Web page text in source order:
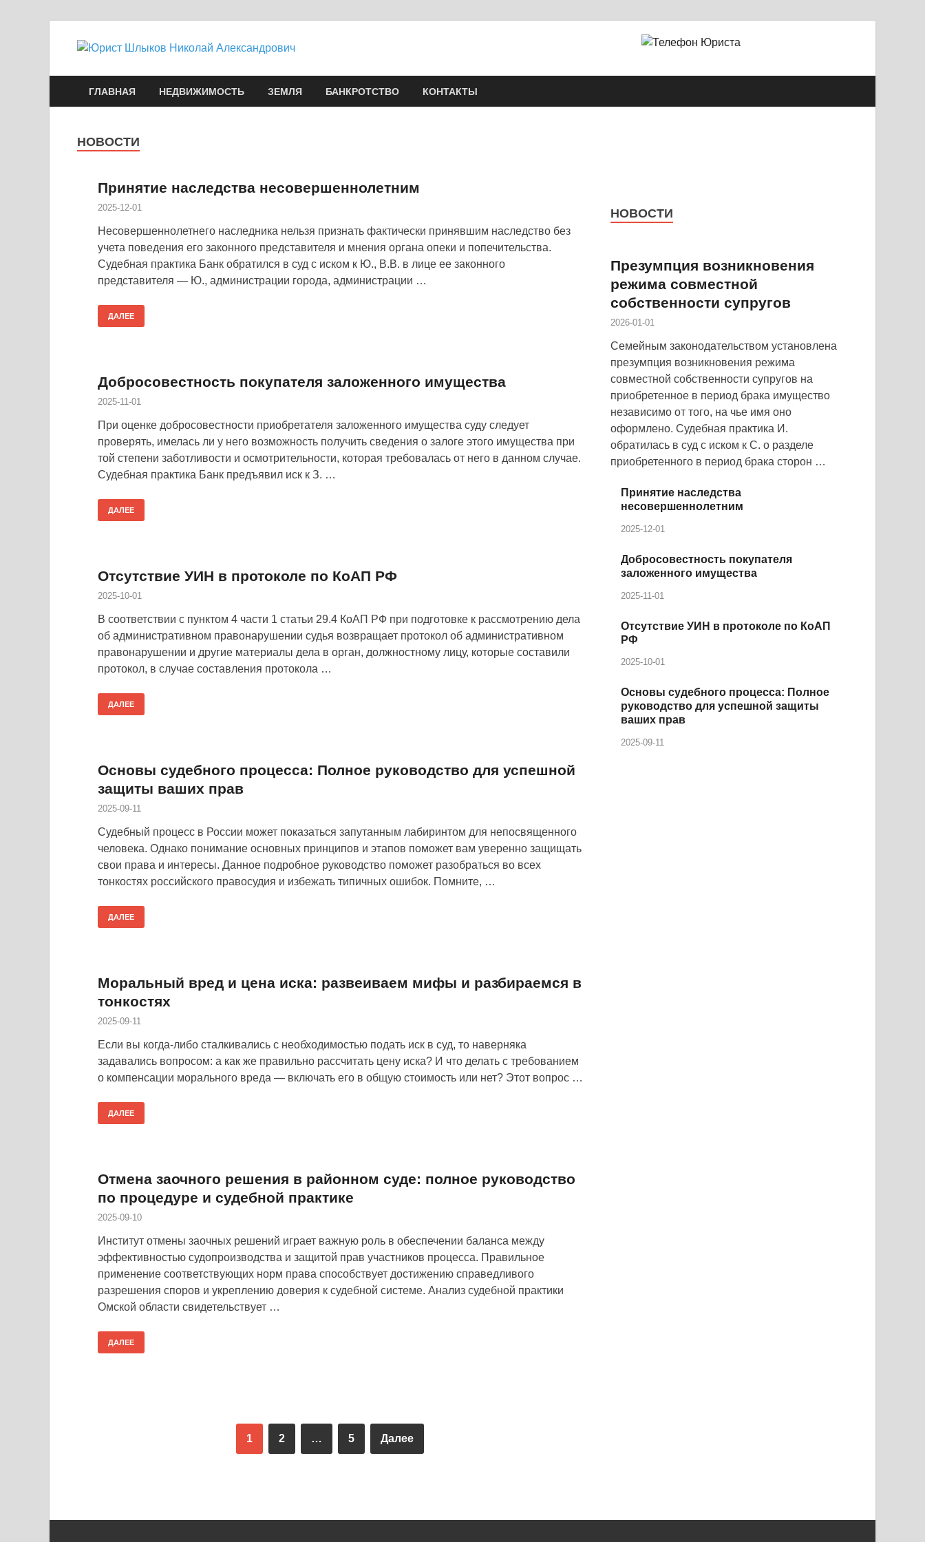
Юрист Шлыков Николай Александрович
ГЛАВНАЯ НЕДВИЖИМОСТЬ ЗЕМЛЯ БАНКРОТСТВО КОНТАКТЫ
НОВОСТИ
Принятие наследства несовершеннолетним
2025-12-01
Несовершеннолетнего наследника нельзя признать фактически принявшим наследство без
учета поведения его законного представителя и мнения органа опеки и попечительства.
Судебная практика Банк обратился в суд с иском к Ю., В.В. в лице ее законного
представителя — Ю., администрации города, администрации …
ДАЛЕЕ
Добросовестность покупателя заложенного имущества
2025-11-01
При оценке добросовестности приобретателя заложенного имущества суду следует
проверять, имелась ли у него возможность получить сведения о залоге этого имущества при
той степени заботливости и осмотрительности, которая требовалась от него в данном случае.
Судебная практика Банк предъявил иск к З. …
ДАЛЕЕ
Отсутствие УИН в протоколе по КоАП РФ
2025-10-01
В соответствии с пунктом 4 части 1 статьи 29.4 КоАП РФ при подготовке к рассмотрению дела
об административном правонарушении судья возвращает протокол об административном
правонарушении и другие материалы дела в орган, должностному лицу, которые составили
протокол, в случае составления протокола …
ДАЛЕЕ
Основы судебного процесса: Полное руководство для успешной
защиты ваших прав
2025-09-11
Судебный процесс в России может показаться запутанным лабиринтом для непосвященного
человека. Однако понимание основных принципов и этапов поможет вам уверенно защищать
свои права и интересы. Данное подробное руководство поможет разобраться во всех
тонкостях российского правосудия и избежать типичных ошибок. Помните, …
ДАЛЕЕ
Моральный вред и цена иска: развеиваем мифы и разбираемся в
тонкостях
2025-09-11
Если вы когда-либо сталкивались с необходимостью подать иск в суд, то наверняка
задавались вопросом: а как же правильно рассчитать цену иска? И что делать с требованием
о компенсации морального вреда — включать его в общую стоимость или нет? Этот вопрос …
ДАЛЕЕ
Отмена заочного решения в районном суде: полное руководство
по процедуре и судебной практике
2025-09-10
Институт отмены заочных решений играет важную роль в обеспечении баланса между
эффективностью судопроизводства и защитой прав участников процесса. Правильное
применение соответствующих норм права способствует достижению справедливого
разрешения споров и укреплению доверия к судебной системе. Анализ судебной практики
Омской области свидетельствует …
ДАЛЕЕ
1 2 … 5 Далее
НОВОСТИ
Презумпция возникновения
режима совместной
собственности супругов
2026-01-01
Семейным законодательством установлена
презумпция возникновения режима
совместной собственности супругов на
приобретенное в период брака имущество
независимо от того, на чье имя оно
оформлено. Судебная практика И.
обратилась в суд с иском к С. о разделе
приобретенного в период брака сторон …
Принятие наследства
несовершеннолетним
2025-12-01
Добросовестность покупателя
заложенного имущества
2025-11-01
Отсутствие УИН в протоколе по КоАП
РФ
2025-10-01
Основы судебного процесса: Полное
руководство для успешной защиты
ваших прав
2025-09-11